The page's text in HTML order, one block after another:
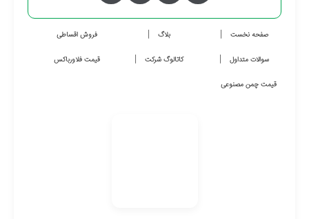
صفحه نخست بلاگ فروش اقساطی
سوالات متداول کاتالوگ شرکت قیمت فلاورباکس
قیمت چمن مصنوعی